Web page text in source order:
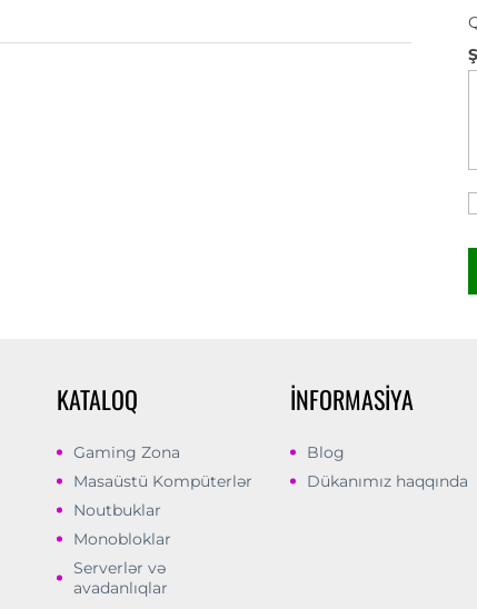
KATALOQ
Gaming Zona
Masaüstü Kompüterlər
Noutbuklar
Monobloklar
Serverlər və
avadanlıqlar
İNFORMASIYA
Blog
Dükanımız haqqında